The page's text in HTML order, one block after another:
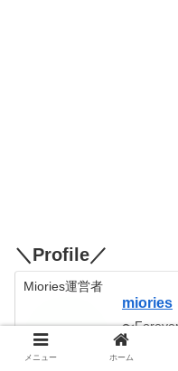
＼Profile／
Miories運営者
miories
〜
投資（株
ナ）に関
メニュー ホーム